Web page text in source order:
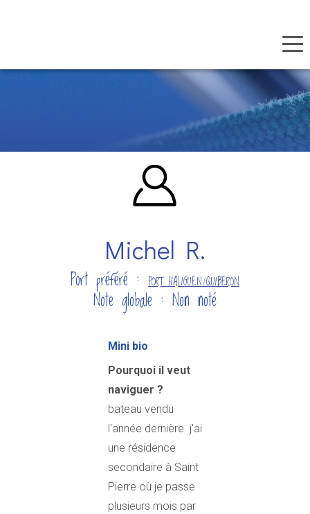
Michel R.
Port préféré : PORT HALIGUEN/QUIBERON
Note globale : Non noté
Mini bio
Pourquoi il veut
naviguer ?
bateau vendu
l'année dernière. j'ai
une résidence
secondaire à Saint
Pierre où je passe
plusieurs mois par